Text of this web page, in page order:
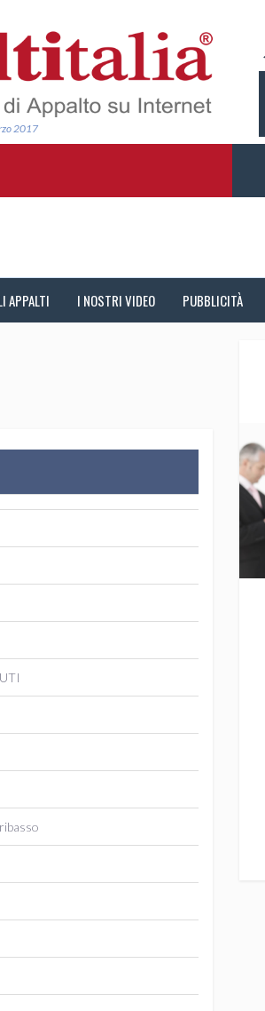
2017
APPALTI I NOSTRI VIDEO PUBBLICITÀ